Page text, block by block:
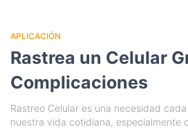
APLICACIÓN
Rastrea un Celular
Complicaciones
Rastreo Celular es una necesidad
nuestra vida cotidiana, especialmente